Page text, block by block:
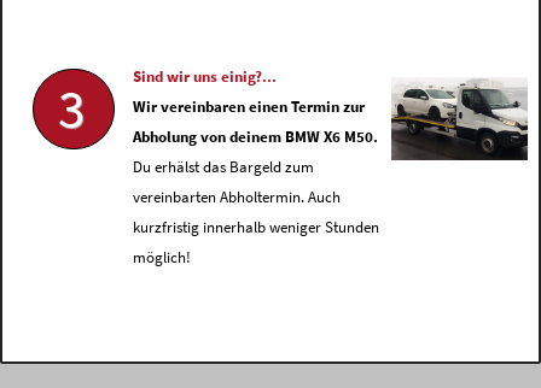
3
Sind wir uns einig?...
Wir vereinbaren einen Termin zur
Abholung von deinem BMW X6 M50.
Du erhälst das Bargeld zum
vereinbarten Abholtermin. Auch
kurzfristig innerhalb weniger Stunden
möglich!